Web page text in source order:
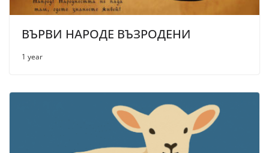
ВЪРВИ НАРОДЕ ВЪЗРОДЕНИ
1 year